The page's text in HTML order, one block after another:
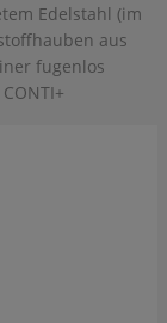
Edelstahl (im
aus
fugenlos